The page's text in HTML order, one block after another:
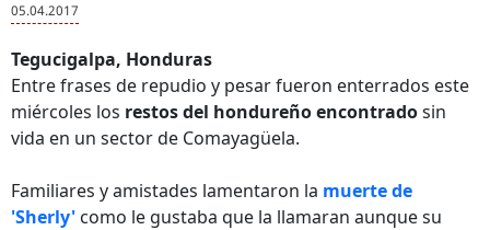
05.04.2017
Tegucigalpa, Honduras
Entre frases de repudio y pesar fueron enterrados este
miércoles los restos del hondureño encontradosin
vida en un sector de Comayagüela.
Familiares y amistades lamentaron la muerte de
'Sherly' como le gustaba que la llamaran aunque su